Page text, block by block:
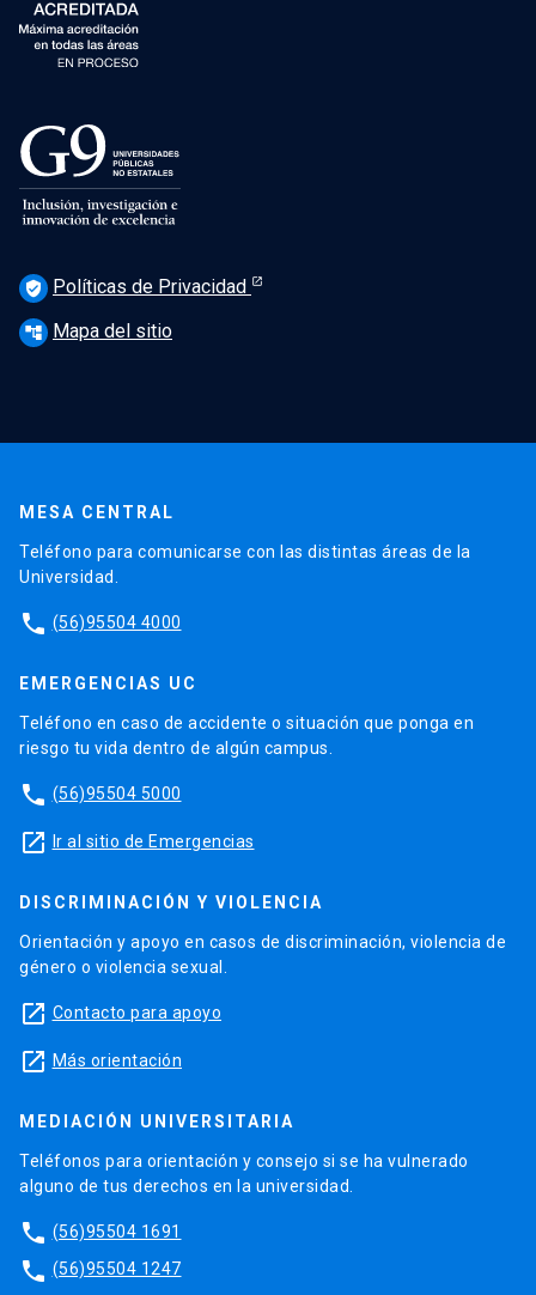
verified_user Políticas de Privacidad
account_tree Mapa del sitio
MESA CENTRAL
Teléfono para comunicarse con las distintas áreas de la
Universidad.
phone (56)95504 4000
EMERGENCIAS UC
Teléfono en caso de accidente o situación que ponga en
riesgo tu vida dentro de algún campus.
phone (56)95504 5000
launch Ir al sitio de Emergencias
DISCRIMINACIÓN Y VIOLENCIA
Orientación y apoyo en casos de discriminación, violencia de
género o violencia sexual.
launch Contacto para apoyo
launch Más orientación
MEDIACIÓN UNIVERSITARIA
Teléfonos para orientación y consejo si se ha vulnerado
alguno de tus derechos en la universidad.
phone (56)95504 1691
phone (56)95504 1247